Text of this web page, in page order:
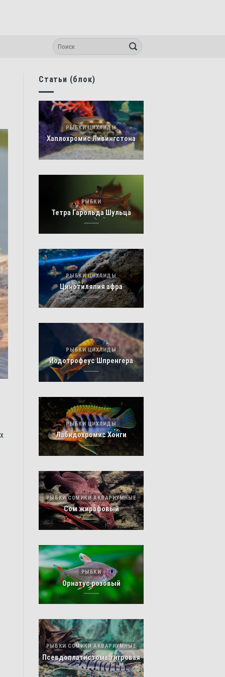
Статьи (блок)
РЫБКИ ЦИХЛИДЫ
Хаплохромис Ливингстона
РЫБКИ
Тетра Гарольда Шульца
РЫБКИ ЦИХЛИДЫ
Цинотиляпия афра
РЫБКИ ЦИХЛИДЫ
Йодотрофеус Шпренгера
РЫБКИ ЦИХЛИДЫ
Лабидохромис Хонги
РЫБКИ СОМИКИ АКВАРИУМНЫЕ
Сом жирафовый
РЫБКИ
Орнатус розовый
РЫБКИ СОМИКИ АКВАРИУМНЫЕ
Псевдоплатистома тигровая